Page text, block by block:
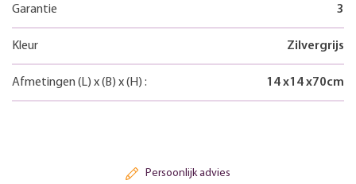
Garantie 3
Kleur Zilvergrijs
Afmetingen (L) x(B) x(H) : 14x14x70cm
Persoonlijk advies